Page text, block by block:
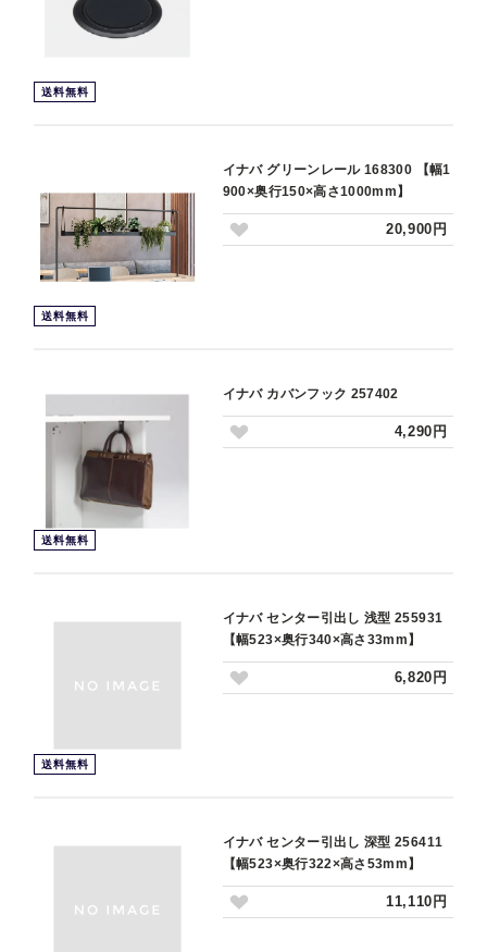
送料無料
送料無料
イナバ グリーンレール 168300 【幅1
900×奥行150×高さ1000mm】
20,900円
送料無料
イナバ カバンフック 257402
4,290円
送料無料
イナバ センター引出し 浅型 255931
【幅523×奥行340×高さ33mm】
6,820円
イナバ センター引出し 深型 256411
【幅523×奥行322×高さ53mm】
11,110円